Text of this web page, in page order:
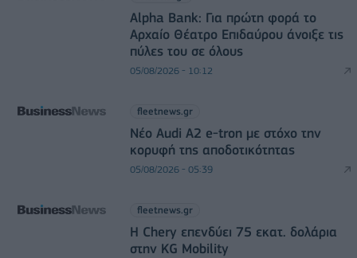
Alpha Bank: Για πρώτη φορά το
Αρχαίο Θέατρο Επιδαύρου άνοιξε τις
πύλες του σε όλους
05/08/2026 - 10:12
fleetnews.gr
Νέο Audi A2 e-tron με στόχο την
κορυφή της αποδοτικότητας
05/08/2026 - 05:39
fleetnews.gr
Η Chery επενδύει 75 εκατ. δολάρια
στην KG Mobility